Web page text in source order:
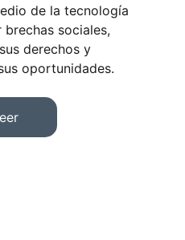
de la tecnología
sociales,
derechos y
oportunidades.